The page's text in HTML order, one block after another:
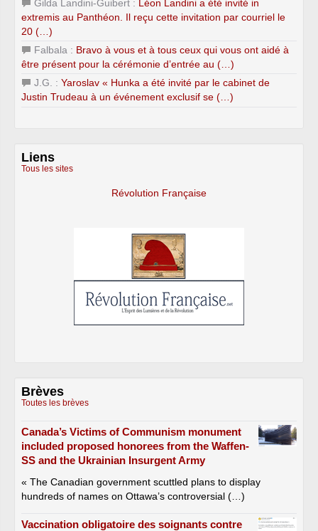
Gilda Landini-Guibert : Léon Landini a été invité in
extremis au Panthéon. Il reçu cette invitation par courriel le
20 (…)
Falbala : Bravo à vous et à tous ceux qui vous ont aidé à
être présent pour la cérémonie d’entrée au (…)
J.G. : Yaroslav « Hunka a été invité par le cabinet de
Justin Trudeau à un événement exclusif se (…)
Liens
Tous les sites
Révolution Française
Brèves
Toutes les brèves
Canada’s Victims of Communism monument
included proposed honorees from the Waffen-
SS and the Ukrainian Insurgent Army
« The Canadian government scuttled plans to display
hundreds of names on Ottawa’s controversial (…)
Vaccination obligatoire des soignants contre